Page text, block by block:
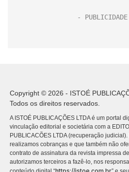
Copyright © 2026 - ISTOÉ
Todos os direitos reservados.
A ISTOÉ PUBLICAÇÕES LTDA é um portal
vinculação editorial e societária com a
PUBLICACÕES LTDA (recuperação
realizamos cobranças e que também não
contrato de assinatura da revista impressa
autorizamos terceiros a fazê-lo, nos